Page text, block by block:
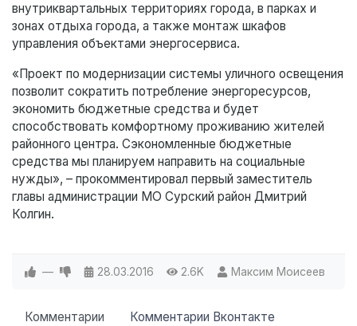
внутриквартальных территориях города, в парках и
зонах отдыха города, а также монтаж шкафов
управления объектами энергосервиса.
«Проект по модернизации системы уличного освещения
позволит сократить потребление энергоресурсов,
экономить бюджетные средства и будет
способствовать комфортному проживанию жителей
районного центра. Сэкономленные бюджетные
средства мы планируем направить на социальные
нужды», – прокомментировал первый заместитель
главы администрации МО Сурский район Дмитрий
Колгин.
— 28.03.2016 2.6K Максим Моисеев
Комментарии Комментарии Вконтакте